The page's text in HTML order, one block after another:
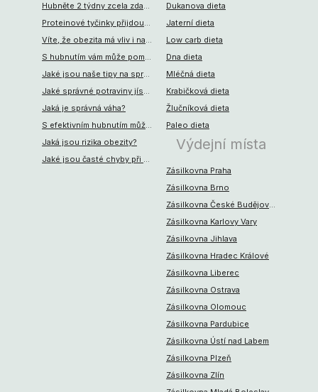
Hubněte 2 týdny zcela zdarma. S jídlem na každý den od KetoMixu
Proteinové tyčinky přijdou vhod při dietě, i při sportu
Víte, že obezita má vliv i na vaši psychickou stránku? Jaké to jsou
S hubnutím vám může pomoci také odborník. Jak?
Jaké jsou naše tipy na správné hubnutí?
Jaké správné potraviny jíst při hubnutí?
Jaká je správná váha?
S efektivním hubnutím může pomoci spalovač tuků
Jaká jsou rizika obezity?
Jaké jsou časté chyby při hubnutí?
Dukanova dieta
Jaterní dieta
Low carb dieta
Dna dieta
Mléčná dieta
Krabičková dieta
Žlučníková dieta
Paleo dieta
Výdejní místa
Zásilkovna Praha
Zásilkovna Brno
Zásilkovna České Budějovice
Zásilkovna Karlovy Vary
Zásilkovna Jihlava
Zásilkovna Hradec Králové
Zásilkovna Liberec
Zásilkovna Ostrava
Zásilkovna Olomouc
Zásilkovna Pardubice
Zásilkovna Ústí nad Labem
Zásilkovna Plzeň
Zásilkovna Zlín